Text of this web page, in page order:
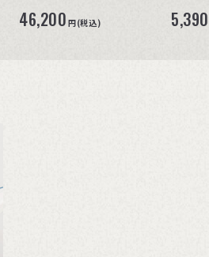
46,200 円(税込) 5,390